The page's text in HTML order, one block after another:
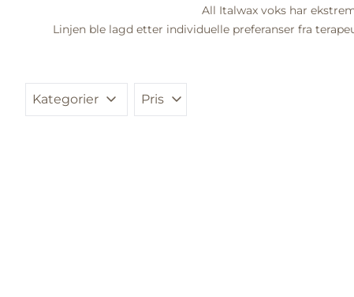
All Italwax voks har
Linjen ble lagd etter individuelle preferanser fra
Kategorier Pris